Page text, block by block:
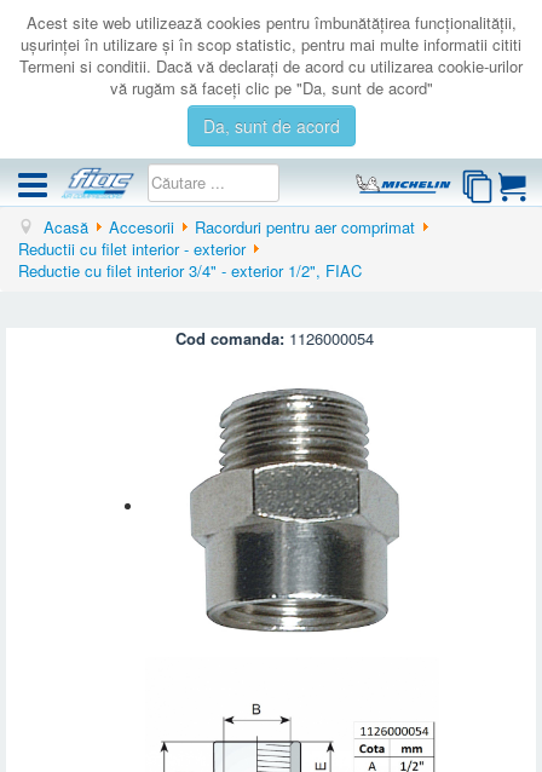
Acest site web utilizează cookies pentru îmbunătăţirea funcţionalităţii,
uşurinţei în utilizare şi în scop statistic, pentru mai multe informatii cititi
Termeni si conditii. Dacă vă declaraţi de acord cu utilizarea cookie-urilor
vă rugăm să faceţi clic pe "Da, sunt de acord"
Da, sunt de acord
COMPRESOARE
ACCESORII
AUTENTIFICARE
Acasă Accesorii
Racorduri pentru aer comprimat
Reductii cu filet interior - exterior
Reductie cu filet interior 3/4" - exterior 1/2", FIAC
Cod comanda: 1126000054